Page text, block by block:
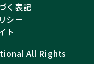
く表記
シー
ト
All Rights